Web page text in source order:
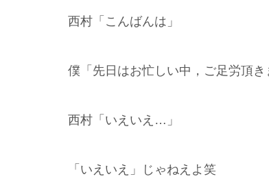
西村「こんばんは」
僕「先日はお忙しい中，ご足労頂き
西村「いえいえ…」
「いえいえ」じゃねえよ笑